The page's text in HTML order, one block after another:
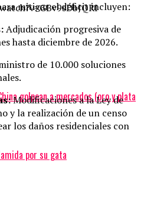
golpean a mercados (oro y plata
por su gata
mitigar el déficit incluyen:
Adjudicación progresiva de
hasta diciembre de 2026.
de 10.000 soluciones
Modificaciones a la Ley de
y la realización de un censo
los daños residenciales con